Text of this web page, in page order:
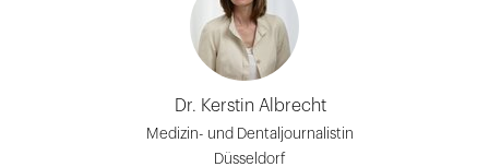
Dr. Kerstin Albrecht
Medizin- und Dentaljournalistin
Düsseldorf